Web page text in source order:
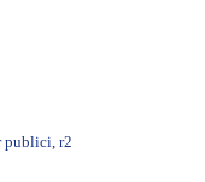
publici, r2